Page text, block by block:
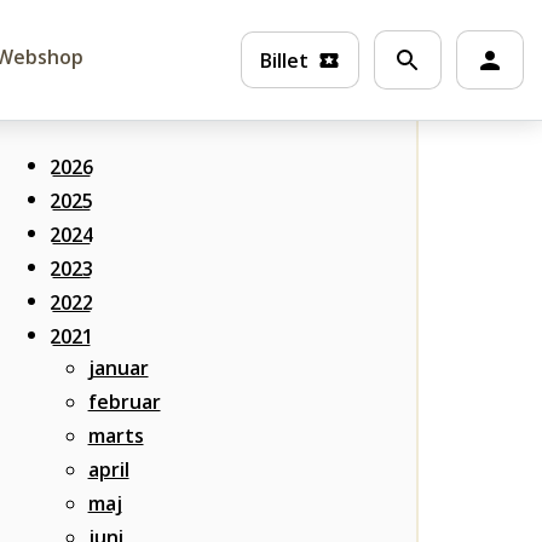
Billet
2026
2025
2024
2023
2022
2021
januar
februar
marts
april
maj